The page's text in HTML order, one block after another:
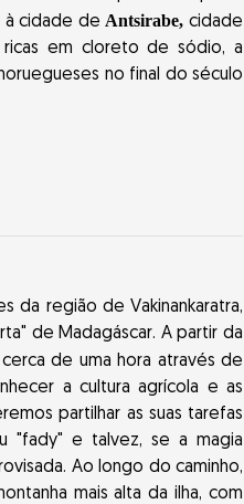
à cidade deAntsirabe,cidade
ricas em cloreto de sódio, a
no final do século
da região de Vakinankaratra,
de Madagáscar. A partir da
de uma hora através de
a cultura agrícola e as
partilhar as suas tarefas
"fady" e talvez, se a magia
Ao longo do caminho,
mais alta da ilha, com